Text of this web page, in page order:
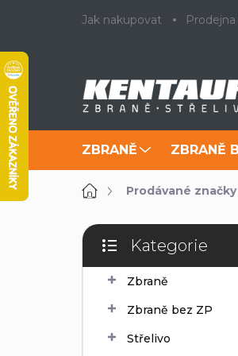
Jak nakupovat
ZBRANĚ ZBRANĚ
DomůProdávané značky
P
s
Přeskočit
kategorie
Kategorie
Zbraně
Zbraně bez ZP
Střelivo